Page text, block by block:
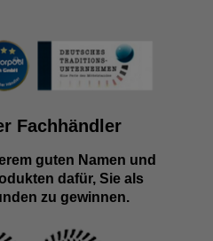
Fachhändler
guten Namen und
dafür, Sie als
zu gewinnen.